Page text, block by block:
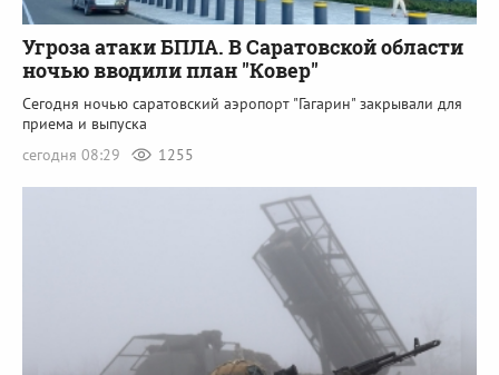
Угроза атаки БПЛА. В Саратовской области
ночью вводили план "Ковер"
Сегодня ночью саратовский аэропорт "Гагарин" закрывали для
приема и выпуска
сегодня 08:29
1255